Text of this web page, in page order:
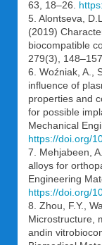
63, 18–26.
5. Alontseva,
(2019)
biocompatible
279(3), 148–157.
6. Woźniak, A.,
influence of
properties and
for possible
Mechanical
https://doi.org/
7. Mehjabeen,
alloys for
Engineering
https://doi.org/
8. Zhou, F.Y.,
Microstructure,
andin